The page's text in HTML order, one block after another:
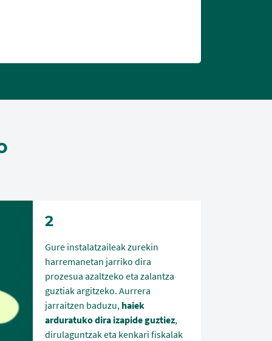
2
Gure instalatzaileak zurekin
harremanetan jarriko dira
prozesua azaltzeko eta zalantza
guztiak argitzeko. Aurrera
jarraitzen baduzu, haiek
arduratuko dira izapide guztiez,
dirulaguntzak eta kenkari fiskalak